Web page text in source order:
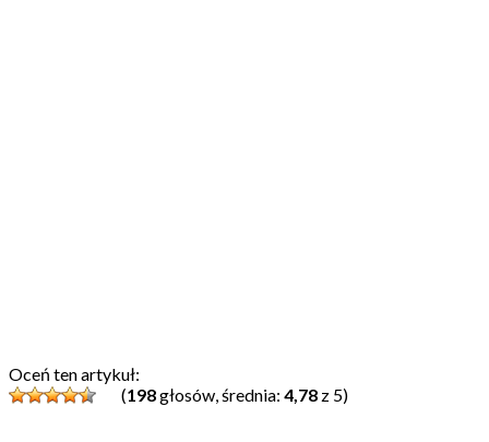
Oceń ten artykuł:
(198głosów, średnia: 4,78 z 5)